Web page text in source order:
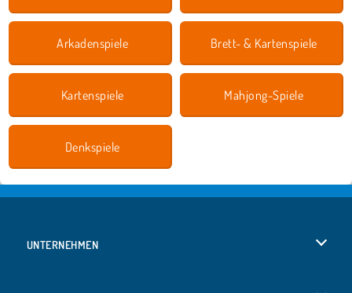
Arkadenspiele Brett- & Kartenspiele
Kartenspiele Mahjong-Spiele
Denkspiele
UNTERNEHMEN